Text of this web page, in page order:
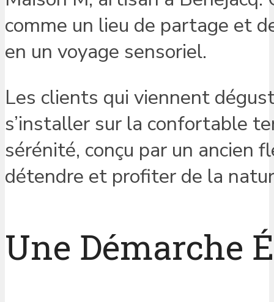
comme un lieu de partage et
en un voyage sensoriel.
Les clients qui viennent
s’installer sur la confortable
sérénité, conçu par un ancien
détendre et profiter de la
Une Démarche